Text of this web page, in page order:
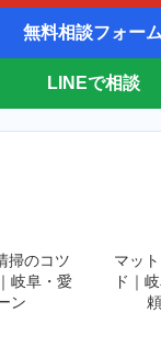
無料相談フォー
LINEで相談
掃のコツ
岐阜・愛
ン
マッ
ド｜